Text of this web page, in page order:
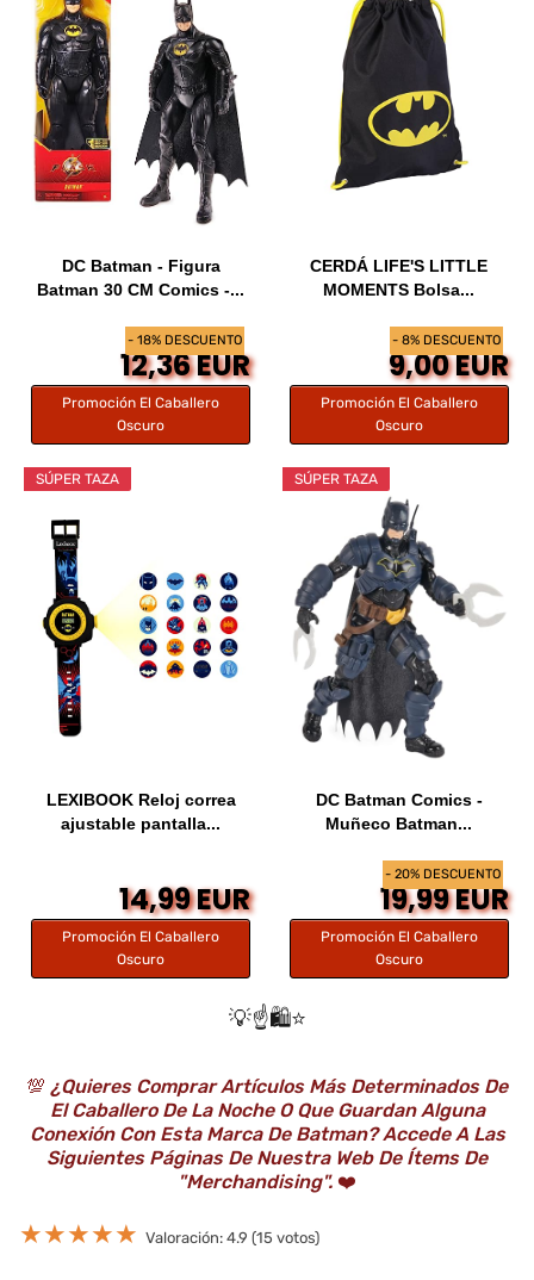
- 18% DESCUENTO
DC Batman - Figura
Batman 30 CM Comics -...
12,36 EUR
Promoción El Caballero
Oscuro
- 8% DESCUENTO
CERDÁ LIFE'S LITTLE
MOMENTS Bolsa...
9,00 EUR
Promoción El Caballero
Oscuro
SÚPER TAZA
LEXIBOOK Reloj correa
ajustable pantalla...
14,99 EUR
Promoción El Caballero
Oscuro
- 20% DESCUENTO
SÚPER TAZA
DC Batman Comics -
Muñeco Batman...
19,99 EUR
Promoción El Caballero
Oscuro
💡☝️🛍️⭐️
💯 ¿Quieres Comprar Artículos Más Determinados De
El Caballero De La Noche O Que Guardan Alguna
Conexión Con Esta Marca De Batman? Accede A Las
Siguientes Páginas De Nuestra Web De Ítems De
"Merchandising". ❤️
★★★★★ Valoración: 4.9 (15 votos)